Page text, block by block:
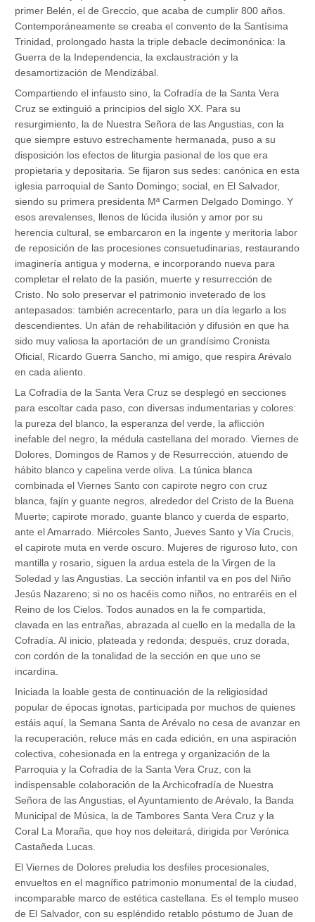
primer Belén, el de Greccio, que acaba de cumplir 800 años.
Contemporáneamente se creaba el convento de la Santísima
Trinidad, prolongado hasta la triple debacle decimonónica: la
Guerra de la Independencia, la exclaustración y la
desamortización de Mendizábal.
Compartiendo el infausto sino, la Cofradía de la Santa Vera
Cruz se extinguió a principios del siglo XX. Para su
resurgimiento, la de Nuestra Señora de las Angustias, con la
que siempre estuvo estrechamente hermanada, puso a su
disposición los efectos de liturgia pasional de los que era
propietaria y depositaria. Se fijaron sus sedes: canónica en esta
iglesia parroquial de Santo Domingo; social, en El Salvador,
siendo su primera presidenta Mª Carmen Delgado Domingo. Y
esos arevalenses, llenos de lúcida ilusión y amor por su
herencia cultural, se embarcaron en la ingente y meritoria labor
de reposición de las procesiones consuetudinarias, restaurando
imaginería antigua y moderna, e incorporando nueva para
completar el relato de la pasión, muerte y resurrección de
Cristo. No solo preservar el patrimonio inveterado de los
antepasados: también acrecentarlo, para un día legarlo a los
descendientes. Un afán de rehabilitación y difusión en que ha
sido muy valiosa la aportación de un grandísimo Cronista
Oficial, Ricardo Guerra Sancho, mi amigo, que respira Arévalo
en cada aliento.
La Cofradía de la Santa Vera Cruz se desplegó en secciones
para escoltar cada paso, con diversas indumentarias y colores:
la pureza del blanco, la esperanza del verde, la aflicción
inefable del negro, la médula castellana del morado. Viernes de
Dolores, Domingos de Ramos y de Resurrección, atuendo de
hábito blanco y capelina verde oliva. La túnica blanca
combinada el Viernes Santo con capirote negro con cruz
blanca, fajín y guante negros, alrededor del Cristo de la Buena
Muerte; capirote morado, guante blanco y cuerda de esparto,
ante el Amarrado. Miércoles Santo, Jueves Santo y Vía Crucis,
el capirote muta en verde oscuro. Mujeres de riguroso luto, con
mantilla y rosario, siguen la ardua estela de la Virgen de la
Soledad y las Angustias. La sección infantil va en pos del Niño
Jesús Nazareno; si no os hacéis como niños, no entraréis en el
Reino de los Cielos. Todos aunados en la fe compartida,
clavada en las entrañas, abrazada al cuello en la medalla de la
Cofradía. Al inicio, plateada y redonda; después, cruz dorada,
con cordón de la tonalidad de la sección en que uno se
incardina.
Iniciada la loable gesta de continuación de la religiosidad
popular de épocas ignotas, participada por muchos de quienes
estáis aquí, la Semana Santa de Arévalo no cesa de avanzar en
la recuperación, reluce más en cada edición, en una aspiración
colectiva, cohesionada en la entrega y organización de la
Parroquia y la Cofradía de la Santa Vera Cruz, con la
indispensable colaboración de la Archicofradía de Nuestra
Señora de las Angustias, el Ayuntamiento de Arévalo, la Banda
Municipal de Música, la de Tambores Santa Vera Cruz y la
Coral La Moraña, que hoy nos deleitará, dirigida por Verónica
Castañeda Lucas.
El Viernes de Dolores preludia los desfiles procesionales,
envueltos en el magnífico patrimonio monumental de la ciudad,
incomparable marco de estética castellana. Es el templo museo
de El Salvador, con su espléndido retablo póstumo de Juan de